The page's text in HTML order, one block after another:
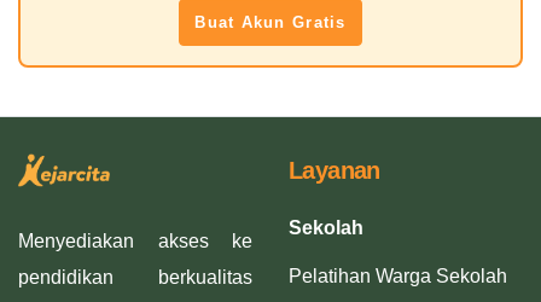
Buat Akun Gratis
Menyediakan akses ke
pendidikan berkualitas
Layanan
Sekolah
Pelatihan Warga Sekolah